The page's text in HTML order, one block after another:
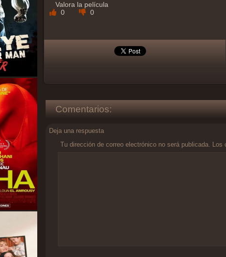
Valora la película
0
0
Comentarios:
Deja una respuesta
Tu dirección de correo electrónico no será publicada. Los